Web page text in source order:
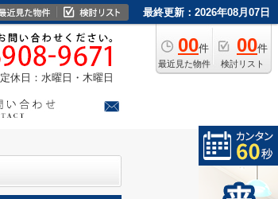
最終更新：2026年08月07日
00件
最近見た物件
00件
検討リスト
定休日：水曜日・木曜日